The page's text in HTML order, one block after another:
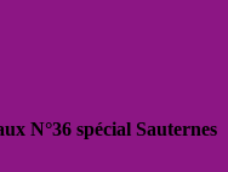
N°36 spécial Sauternes